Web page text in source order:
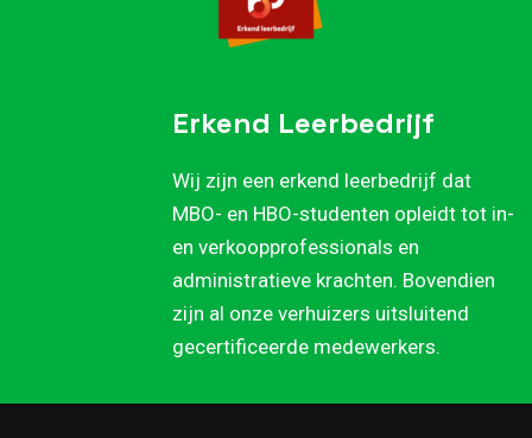
Erkend Leerbedrijf
Wij zijn een erkend leerbedrijf dat
MBO- en HBO-studenten opleidt tot in-
en verkoopprofessionals en
administratieve krachten. Bovendien
zijn al onze verhuizers uitsluitend
gecertificeerde medewerkers.